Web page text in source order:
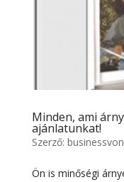
Minden, ami
ajánlatunkat!
Szerző:
Ön is minőségi